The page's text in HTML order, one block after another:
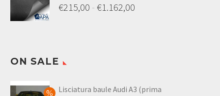
€215,00 - €1.162,00
ON SALE
Lisciatura baule Audi A3 (prima